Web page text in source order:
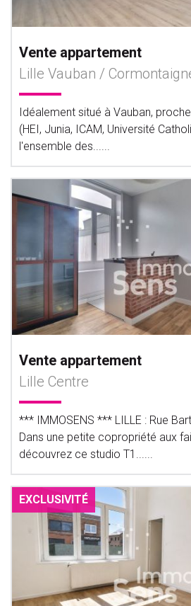
Vente appartement
Lille Vauban /
Idéalement situé à Vauban,
(HEI, Junia, ICAM, Université
l'ensemble des......
Vente appartement
Lille Centre
*** IMMOSENS *** LILLE : Rue
Dans une petite copropriété aux
découvrez ce studio T1......
EXCLUSIVITÉ